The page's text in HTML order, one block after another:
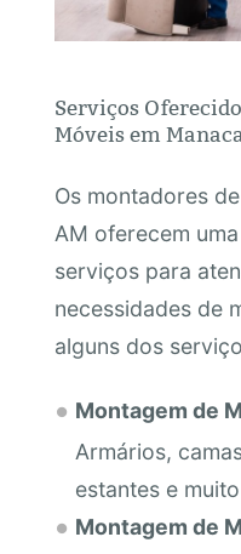
Serviços
Móveis em
Os montadores
AM oferecem
serviços para
necessidades de
alguns dos
Montagem de
Armários,
estantes e
Montagem de